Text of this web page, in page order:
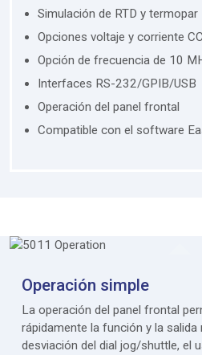
Simulación de RTD y termopar
Opciones voltaje y corriente CC
Opción de frecuencia de 10
Interfaces RS-232/GPIB/USB
Operación del panel frontal
Compatible con el software
Operación simple
La operación del panel frontal
rápidamente la función y la salida
desviación del dial jog/shuttle, el